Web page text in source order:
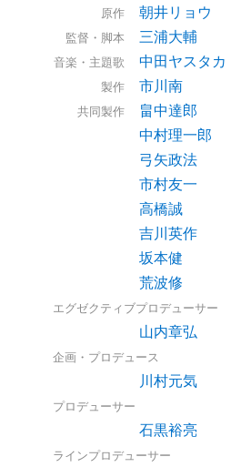
原作 朝井リョウ
監督・脚本 三浦大輔
音楽・主題歌 中田ヤスタカ
製作 市川南
共同製作
畠中達郎
中村理一郎
弓矢政法
市村友一
高橋誠
吉川英作
坂本健
荒波修
エグゼクティブプロデューサー
山内章弘
企画・プロデュース
川村元気
プロデューサー
石黒裕亮
ラインプロデューサー